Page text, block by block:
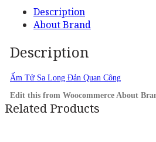
Description
About Brand
Description
Ấm Tử Sa Long Đản Quan Công
Edit this from Woocommerce About
Related Products